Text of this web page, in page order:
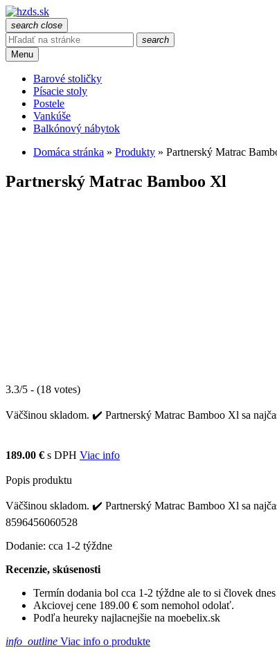
search close
search
Menu
Barové stoličky
Písacie stoly
Postele
Vankúše
Balkónový nábytok
Domáca stránka » Produkty » Partnerský Matrac
Partnerský Matrac Bamboo Xl
3.3/5 - (18 votes)
Väčšinou skladom. ✔️ Partnerský Matrac Bamboo Xl sa
189.00 € s DPH Viac info
Popis produktu
Väčšinou skladom. ✔️ Partnerský Matrac Bamboo Xl sa
8596456060528
Dodanie: cca 1-2 týždne
Recenzie, skúsenosti
Termín dodania bol cca 1-2 týždne ale to si človek
Akciovej cene 189.00 € som nemohol odolať.
Podľa heureky najlacnejšie na moebelix.sk
info_outline Viac info o produkte